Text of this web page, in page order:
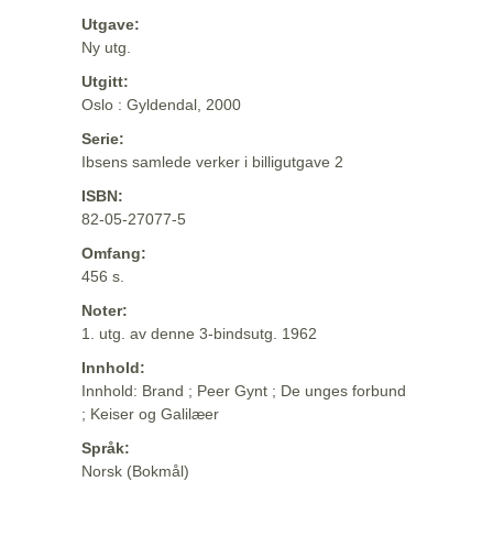
Utgave:
Ny utg.
Utgitt:
Oslo : Gyldendal, 2000
Serie:
Ibsens samlede verker i billigutgave 2
ISBN:
82-05-27077-5
Omfang:
456 s.
Noter:
1. utg. av denne 3-bindsutg. 1962
Innhold:
Innhold: Brand ; Peer Gynt ; De unges forbund
; Keiser og Galilæer
Språk:
Norsk (Bokmål)